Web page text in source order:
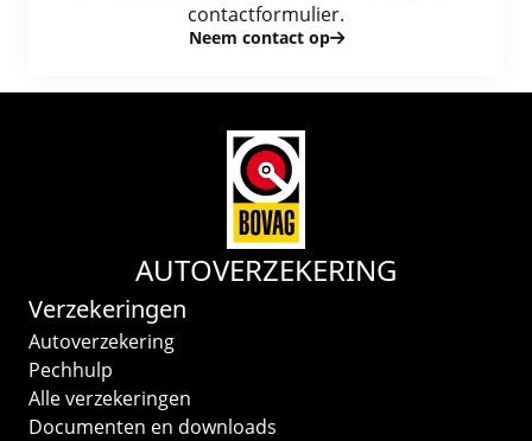
contactformulier.
Neem contact op
AUTOVERZEKERING
Verzekeringen
Autoverzekering
Pechhulp
Alle verzekeringen
Documenten en downloads